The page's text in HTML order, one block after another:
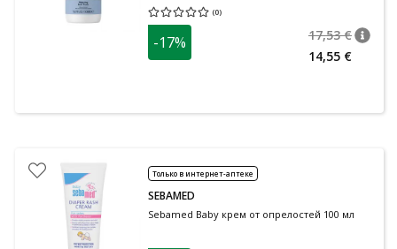
(0)
Средняя оценка 0.00
-17% 17,53 €
14,55 €
Только в интернет-аптеке
SEBAMED
Sebamed Baby крем от опрелостей 100 мл